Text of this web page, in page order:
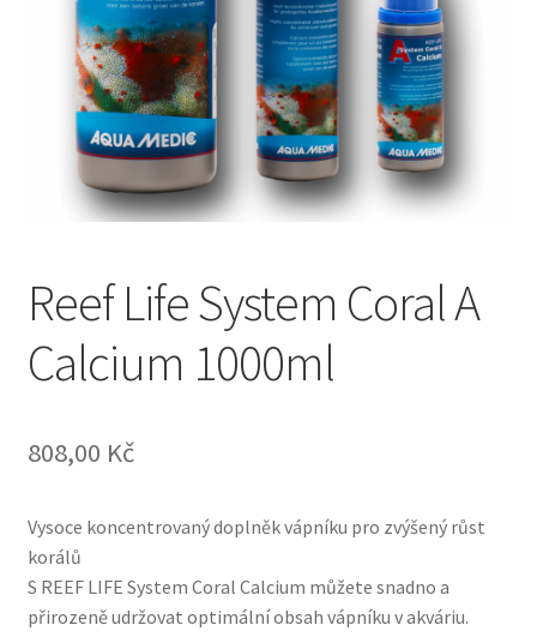
Reef Life System Coral A
Calcium 1000ml
808,00 Kč
Vysoce koncentrovaný doplněk vápníku pro zvýšený růst
korálů
S REEF LIFE System Coral Calcium můžete snadno a
přirozeně udržovat optimální obsah vápníku v akváriu.